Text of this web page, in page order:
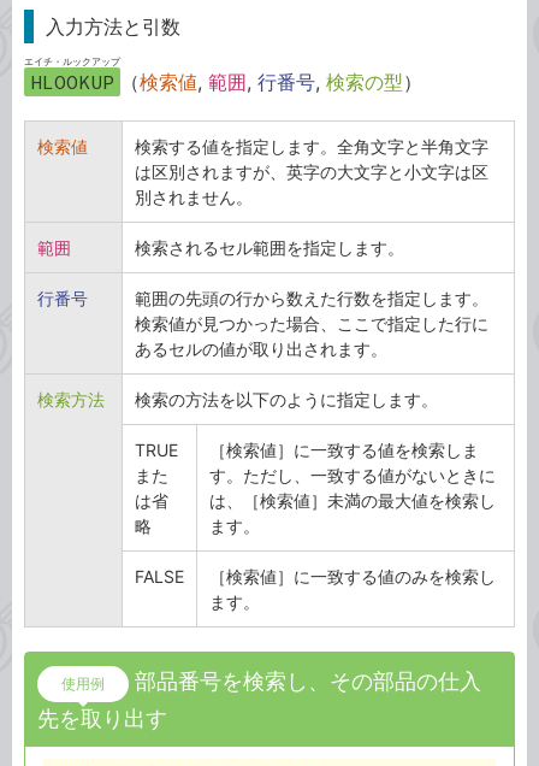
入力方法と引数
HLOOKUP
エイチ・ルックアップ
（検索値, 範囲, 行番号, 検索の型）
検索値
検索する値を指定します。全角文字と半角文字
は区別されますが、英字の大文字と小文字は区
別されません。
範囲 検索されるセル範囲を指定します。
行番号
範囲の先頭の行から数えた行数を指定します。
検索値が見つかった場合、ここで指定した行に
あるセルの値が取り出されます。
検索方法 検索の方法を以下のように指定します。
TRUE
また
は省
略
［検索値］に一致する値を検索しま
す。ただし、一致する値がないときに
は、［検索値］未満の最大値を検索し
ます。
FALSE
［検索値］に一致する値のみを検索し
ます。
使用例
部品番号を検索し、その部品の仕入
先を取り出す